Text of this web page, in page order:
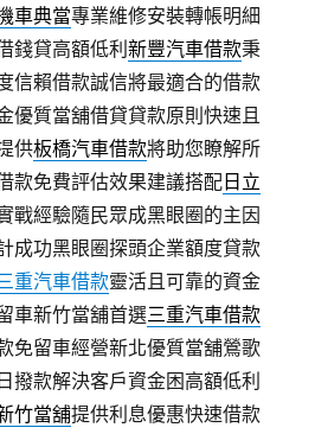
車典當專業維修安裝轉帳明細
錢貸高額低利新豐汽車借款秉
信賴借款誠信將最適合的借款
優質當舖借貸貸款原則快速且
供板橋汽車借款將助您瞭解所
款免費評估效果建議搭配日立
戰經驗隨民眾成黑眼圈的主因
成功黑眼圈探頭企業額度貸款
重汽車借款靈活且可靠的資金
車新竹當舖首選三重汽車借款
免留車經營新北優質當舖鶯歌
撥款解決客戶資金困高額低利
竹當舖提供利息優惠快速借款